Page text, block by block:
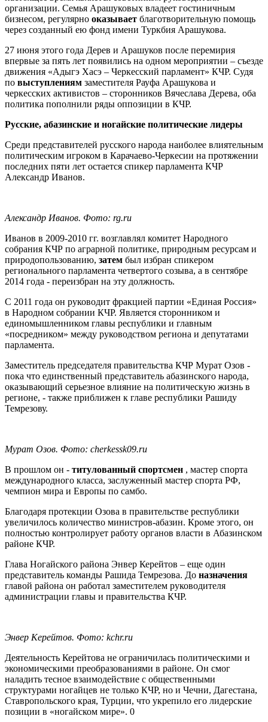
организации. Семья Арашуковых владеет гостиничным
бизнесом, регулярно оказывает благотворительную помощь
через созданный ею фонд имени Туркбия Арашукова.
27 июня этого года Дерев и Арашуков после перемирия
впервые за пять лет появились на одном мероприятии – съезде
движения «Адыгэ Хасэ – Черкесский парламент» КЧР. Судя
по выступлениям заместителя Рауфа Арашукова и
черкесских активистов – сторонников Вячеслава Дерева, оба
политика пополнили ряды оппозиции в КЧР.
Русские, абазинские и ногайские политические лидеры
Среди представителей русского народа наиболее влиятельным
политическим игроком в Карачаево-Черкесии на протяжении
последних пяти лет остается спикер парламента КЧР
Александр Иванов.
Александр Иванов. Фото: rg.ru
Иванов в 2009-2010 гг. возглавлял комитет Народного
собрания КЧР по аграрной политике, природным ресурсам и
природопользованию, затем был избран спикером
регионального парламента четвертого созыва, а в сентябре
2014 года - переизбран на эту должность.
С 2011 года он руководит фракцией партии «Единая Россия»
в Народном собрании КЧР. Является сторонником и
единомышленником главы республики и главным
«посредником» между руководством региона и депутатами
парламента. ​
Заместитель председателя правительства КЧР Мурат Озов -
пока что единственный представитель абазинского народа,
оказывающий серьезное влияние на политическую жизнь в
регионе, - также приближен к главе республики Рашиду
Темрезову.
Мурат Озов. Фото: cherkessk09.ru
В прошлом он - титулованный спортсмен , мастер спорта
международного класса, заслуженный мастер спорта РФ,
чемпион мира и Европы по самбо.
Благодаря протекции Озова в правительстве республики
увеличилось количество министров-абазин. Кроме этого, он
полностью контролирует работу органов власти в Абазинском
районе КЧР.
Глава Ногайского района Энвер Керейтов – еще один
представитель команды Рашида Темрезова. До назначения
главой района он работал заместителем руководителя
администрации главы и правительства КЧР.
Энвер Керейтов. Фото: kchr.ru
Деятельность Керейтова не ограничилась политическими и
экономическими преобразованиями в районе. Он смог
наладить тесное взаимодействие с общественными
структурами ногайцев не только КЧР, но и Чечни, Дагестана,
Ставропольского края, Турции, что укрепило его лидерские
позиции в «ногайском мире». 0